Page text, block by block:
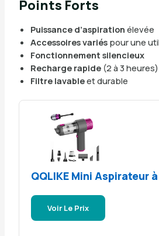
Points Forts
Puissance d’aspiration élevée
Accessoires variéspour une
Fonctionnement silencieux
Recharge rapide(2 à 3 heures)
Filtre lavableet durable
QQLIKE Mini Aspirateur
Voir Le Prix